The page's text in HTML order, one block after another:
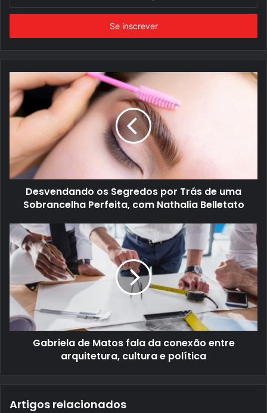
seu
de
Desvendando os Segredos por Trás de uma
Sobrancelha Perfeita, com Nathalia Belletato
Gabriela de Matos fala da conexão entre
arquitetura, cultura e política
Artigos relacionados